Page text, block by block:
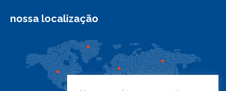
nossa localização